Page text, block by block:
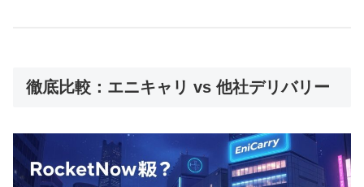
徹底比較：エニキャリ vs 他社デリバリー